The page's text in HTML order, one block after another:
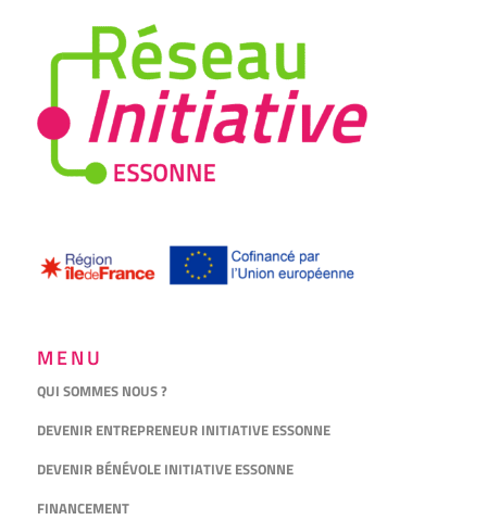
MENU
QUI SOMMES NOUS ?
DEVENIR ENTREPRENEUR INITIATIVE ESSONNE
DEVENIR BÉNÉVOLE INITIATIVE ESSONNE
FINANCEMENT